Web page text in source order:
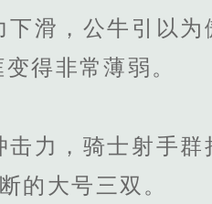
滑，公牛引以为
得非常薄弱。
，骑士射手群
的大号三双。